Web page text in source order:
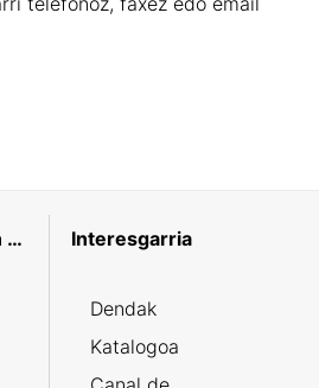
Kontratatzailearen profila Interesgarria
Dendak
Katalogoa